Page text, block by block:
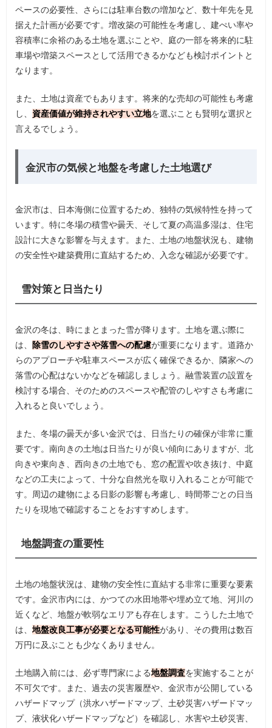
ペースの必要性、さらには駐車台数の増加など、数十年先を見
据えた計画が必要です。増改築の可能性を考慮し、建ぺい率や
容積率に余裕のある土地を選ぶことや、庭の一部を将来的に駐
車場や増築スペースとして活用できるかなども検討ポイントと
なります。
また、土地は資産でもあります。将来的な売却の可能性も考慮
し、 資産価値が維持されやすい立地を選ぶことも賢明な選択と
言えるでしょう。
金沢市の気候と地盤を考慮した土地選び
金沢市は、日本海側に位置するため、独特の気候特性を持って
います。特に冬場の積雪や曇天、そして夏の高温多湿は、住宅
設計に大きな影響を与えます。また、土地の地盤状況も、建物
の安全性や建築費用に直結するため、入念な確認が必要です。
雪対策と日当たり
金沢の冬は、時にまとまった雪が降ります。土地を選ぶ際に
は、
除雪のしやすさや落雪への配慮が重要になります。道路か
らのアプローチや駐車スペースが広く確保できるか、隣家への
落雪の心配はないかなどを確認しましょう。融雪装置の設置を
検討する場合、そのためのスペースや配管のしやすさも考慮に
入れると良いでしょう。
また、冬場の曇天が多い金沢では、日当たりの確保が非常に重
要です。南向きの土地は日当たりが良い傾向にありますが、北
向きや東向き、西向きの土地でも、窓の配置や吹き抜け、中庭
などの工夫によって、十分な自然光を取り入れることが可能で
す。周辺の建物による日影の影響も考慮し、時間帯ごとの日当
たりを現地で確認することをおすすめします。
地盤調査の重要性
土地の地盤状況は、建物の安全性に直結する非常に重要な要素
です。金沢市内には、かつての水田地帯や埋め立て地、河川の
近くなど、地盤が軟弱なエリアも存在します。こうした土地で
は、地盤改良工事が必要となる可能性があり、その費用は数百
万円に及ぶことも少なくありません。
土地購入前には、必ず専門家による地盤調査を実施することが
不可欠です。また、過去の災害履歴や、金沢市が公開している
ハザードマップ（洪水ハザードマップ、土砂災害ハザードマッ
プ、液状化ハザードマップなど）を確認し、水害や土砂災害、